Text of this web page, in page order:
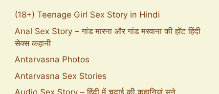
(18+) Teenage Girl Sex Story in Hindi
Anal Sex Story – गांड मारना और गांड मरवाना की हॉट हिंदी
सेक्स कहानी
Antarvasna Photos
Antarvasna Sex Stories